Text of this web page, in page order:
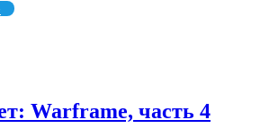
Warframe, часть 4